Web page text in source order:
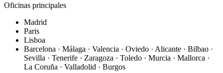
Oficinas principales
Madrid
Paris
Lisboa
Barcelona · Málaga · Valencia · Oviedo · Alicante · Bilbao ·
Sevilla · Tenerife · Zaragoza · Toledo · Murcia · Mallorca ·
La Coruña · Valladolid · Burgos